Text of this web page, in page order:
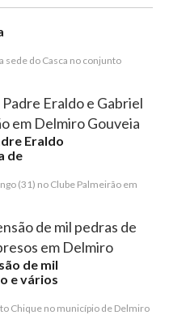
sede do Casca no conjunto
Eraldo
de
(31) no Clube Palmeirão em
de mil
e vários
Chique no município de Delmiro